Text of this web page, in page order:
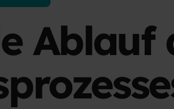
Ablauf